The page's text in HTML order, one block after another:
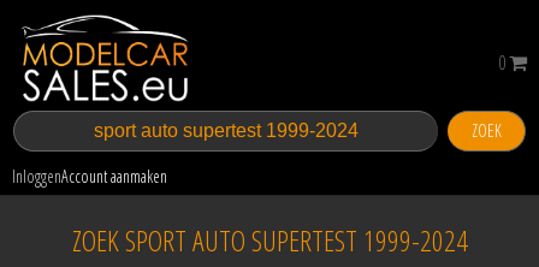
ZOEK
InloggenAccount aanmaken
0
ZOEK SPORT AUTO SUPERTEST 1999-2024